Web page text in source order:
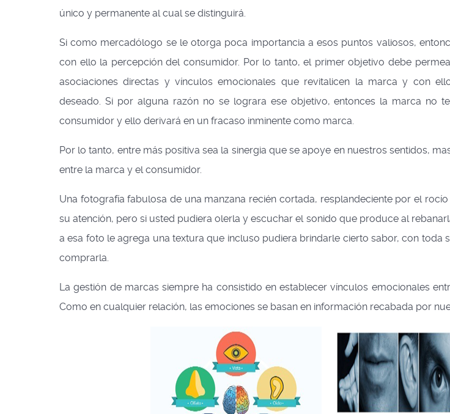
único y permanente al cual se distinguirá.
Si como mercadólogo se le otorga poca importancia a esos puntos valiosos,
con ello la percepción del consumidor. Por lo tanto, el primer objetivo debe
asociaciones directas y vínculos emocionales que revitalicen la marca y con
deseado. Si por alguna razón no se lograra ese objetivo, entonces la marca no
consumidor y ello derivará en un fracaso inminente como marca.
Por lo tanto, entre más positiva sea la sinergia que se apoye en nuestros sentidos,
entre la marca y el consumidor.
Una fotografía fabulosa de una manzana recién cortada, resplandeciente por el
su atención, pero si usted pudiera olerla y escuchar el sonido que produce al
a esa foto le agrega una textura que incluso pudiera brindarle cierto sabor, con toda
comprarla.
La gestión de marcas siempre ha consistido en establecer vínculos emocionales
Como en cualquier relación, las emociones se basan en información recabada por